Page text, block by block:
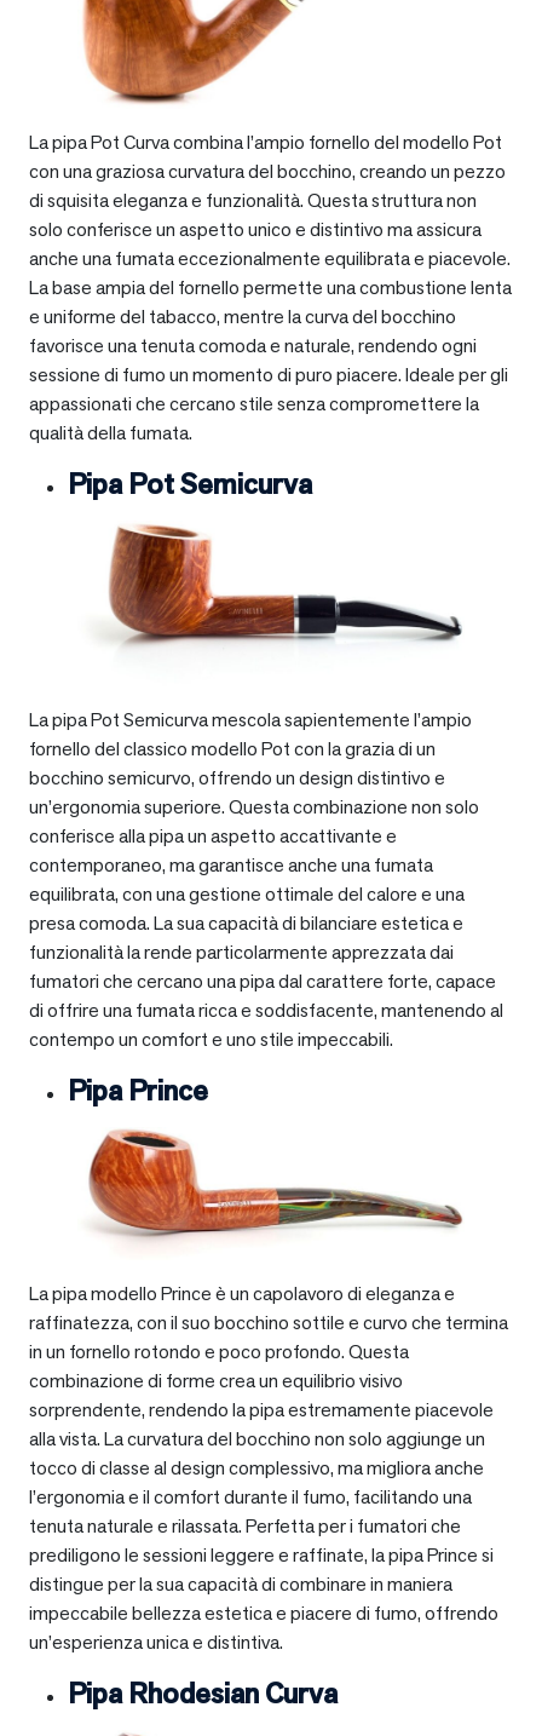
La pipa Pot Curva combina l’ampio fornello del modello Pot
con una graziosa curvatura del bocchino, creando un pezzo
di squisita eleganza e funzionalità. Questa struttura non
solo conferisce un aspetto unico e distintivo ma assicura
anche una fumata eccezionalmente equilibrata e piacevole.
La base ampia del fornello permette una combustione lenta
e uniforme del tabacco, mentre la curva del bocchino
favorisce una tenuta comoda e naturale, rendendo ogni
sessione di fumo un momento di puro piacere. Ideale per gli
appassionati che cercano stile senza compromettere la
qualità della fumata.
Pipa Pot Semicurva
La pipa Pot Semicurva mescola sapientemente l’ampio
fornello del classico modello Pot con la grazia di un
bocchino semicurvo, offrendo un design distintivo e
un’ergonomia superiore. Questa combinazione non solo
conferisce alla pipa un aspetto accattivante e
contemporaneo, ma garantisce anche una fumata
equilibrata, con una gestione ottimale del calore e una
presa comoda. La sua capacità di bilanciare estetica e
funzionalità la rende particolarmente apprezzata dai
fumatori che cercano una pipa dal carattere forte, capace
di offrire una fumata ricca e soddisfacente, mantenendo al
contempo un comfort e uno stile impeccabili.
Pipa Prince
La pipa modello Prince è un capolavoro di eleganza e
raffinatezza, con il suo bocchino sottile e curvo che termina
in un fornello rotondo e poco profondo. Questa
combinazione di forme crea un equilibrio visivo
sorprendente, rendendo la pipa estremamente piacevole
alla vista. La curvatura del bocchino non solo aggiunge un
tocco di classe al design complessivo, ma migliora anche
l’ergonomia e il comfort durante il fumo, facilitando una
tenuta naturale e rilassata. Perfetta per i fumatori che
prediligono le sessioni leggere e raffinate, la pipa Prince si
distingue per la sua capacità di combinare in maniera
impeccabile bellezza estetica e piacere di fumo, offrendo
un’esperienza unica e distintiva.
Pipa Rhodesian Curva